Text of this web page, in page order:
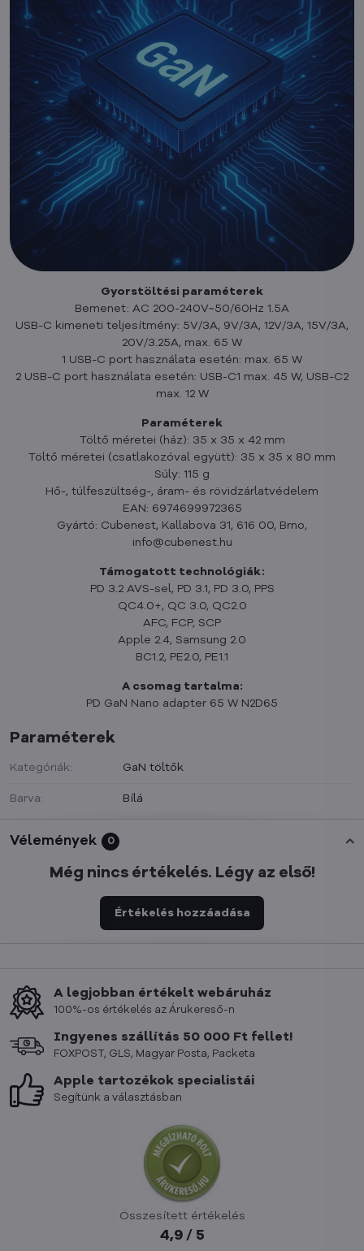
Gyorstöltési paraméterek
Bemenet: AC 200-240V~50/60Hz 1.5A
USB-C kimeneti teljesítmény: 5V/3A, 9V/3A, 12V/3A, 15V/3A,
20V/3.25A, max. 65 W
1 USB-C port használata esetén: max. 65 W
2 USB-C port használata esetén: USB-C1 max. 45 W, USB-C2
max. 12 W
Paraméterek
Töltő méretei (ház): 35 x 35 x 42 mm
Töltő méretei (csatlakozóval együtt): 35 x 35 x 80 mm
Súly: 115 g
Hő-, túlfeszültség-, áram- és rövidzárlatvédelem
EAN: 6974699972365
Gyártó: Cubenest, Kallabova 31, 616 00, Brno,
info@cubenest.hu
Támogatott technológiák:
PD 3.2 AVS-sel, PD 3.1, PD 3.0, PPS
QC4.0+, QC 3.0, QC2.0
AFC, FCP, SCP
Apple 2.4, Samsung 2.0
BC1.2, PE2.0, PE1.1
A csomag tartalma:
PD GaN Nano adapter 65 W N2D65
Paraméterek
Kategóriák: GaN töltők
Barva: Bílá
Vélemények 0
Még nincs értékelés. Légy az első!
Értékelés hozzáadása
A legjobban értékelt webáruház
100%-os értékelés az Árukereső-n
Ingyenes szállítás 50 000 Ft fellet!
FOXPOST, GLS, Magyar Posta, Packeta
Apple tartozékok specialistái
Segítünk a választásban
Összesített értékelés
4,9 / 5